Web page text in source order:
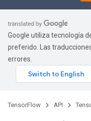
Google utiliza tecnología
preferido. Las
errores.
TensorFlow API